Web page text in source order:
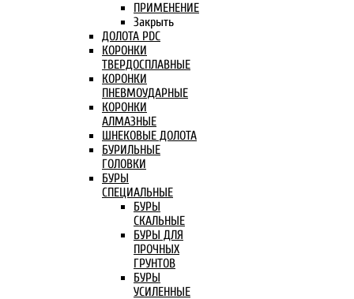
ПРИМЕНЕНИЕ
Закрыть
ДОЛОТА PDC
КОРОНКИ
ТВЕРДОСПЛАВНЫЕ
КОРОНКИ
ПНЕВМОУДАРНЫЕ
КОРОНКИ
АЛМАЗНЫЕ
ШНЕКОВЫЕ ДОЛОТА
БУРИЛЬНЫЕ
ГОЛОВКИ
БУРЫ
СПЕЦИАЛЬНЫЕ
БУРЫ
СКАЛЬНЫЕ
БУРЫ ДЛЯ
ПРОЧНЫХ
ГРУНТОВ
БУРЫ
УСИЛЕННЫЕ